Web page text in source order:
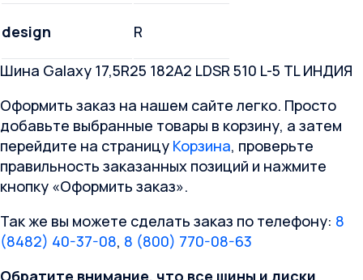
design
R
Шина Galaxy 17,5R25 182A2 LDSR 510 L-5 TL ИНДИЯ
Оформить заказ на нашем сайте легко. Просто
добавьте выбранные товары в корзину, а затем
перейдите на страницу Корзина, проверьте
правильность заказанных позиций и нажмите
кнопку «Оформить заказ».
Так же вы можете сделать заказ по телефону: 8
(8482) 40-37-08, 8 (800) 770-08-63